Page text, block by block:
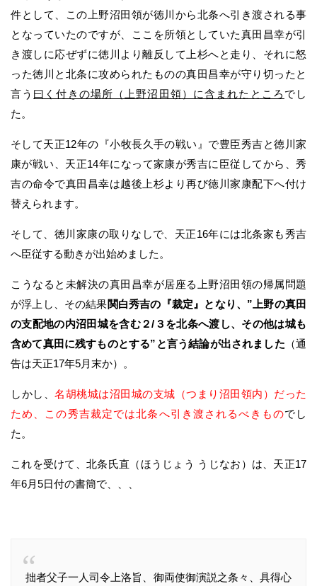
件として、この上野沼田領が徳川から北条へ引き渡される事
となっていたのですが、ここを所領としていた真田昌幸が引
き渡しに応ぜずに徳川より離反して上杉へと走り、それに怒
った徳川と北条に攻められたものの真田昌幸が守り切ったと
言う 曰く付きの場所（上野沼田領）に含まれたところ でし
た。
そして天正12年の『小牧長久手の戦い』で豊臣秀吉と徳川家
康が戦い、天正14年になって家康が秀吉に臣従してから、秀
吉の命令で真田昌幸は越後上杉より再び徳川家康配下へ付け
替えられます。
そして、徳川家康の取りなしで、天正16年には北条家も秀吉
へ臣従する動きが出始めました。
こうなると未解決の真田昌幸が居座る上野沼田領の帰属問題
が浮上し、その結果関白秀吉の『裁定』となり、”上野の真田
の支配地の内沼田城を含む２/３を北条へ渡し、その他は城も
含めて真田に残すものとする”と言う結論が出されました （通
告は天正17年5月末か）。
しかし、 名胡桃城は沼田城の支城（つまり沼田領内）だった
ため、この秀吉裁定では北条へ引き渡されるべきものでし
た。
これを受けて、北条氏直（ほうじょう うじなお）は、天正17
年6月5日付の書簡で、、、
拙者父子一人司令上洛旨、御両使御演説之条々、具得心